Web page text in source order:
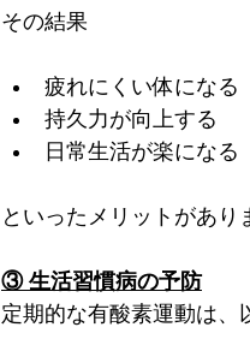
その結果
疲れにくい体になる
持久力が向上する
日常生活が楽になる
といったメリットがあり
③ 生活習慣病の予防
定期的な有酸素運動は、